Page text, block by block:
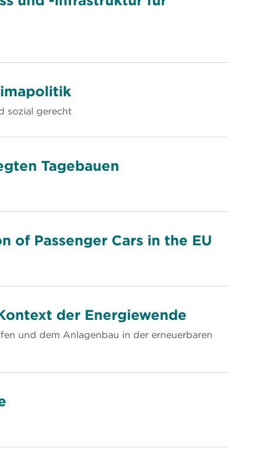
sozial gerecht
Tagebauen
of Passenger Cars in the EU
der Energiewende
und dem Anlagenbau in der erneuerbaren